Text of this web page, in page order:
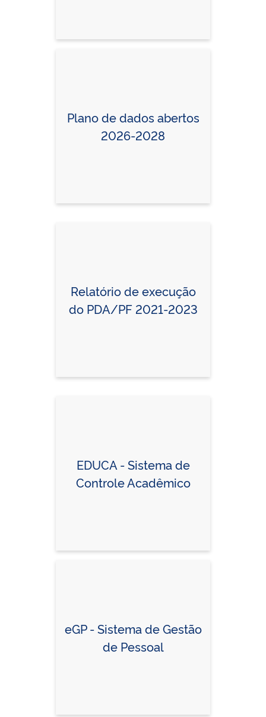
Plano de dados abertos
2026-2028
Relatório de execução
do PDA/PF 2021-2023
EDUCA - Sistema de
Controle Acadêmico
eGP - Sistema de Gestão
de Pessoal